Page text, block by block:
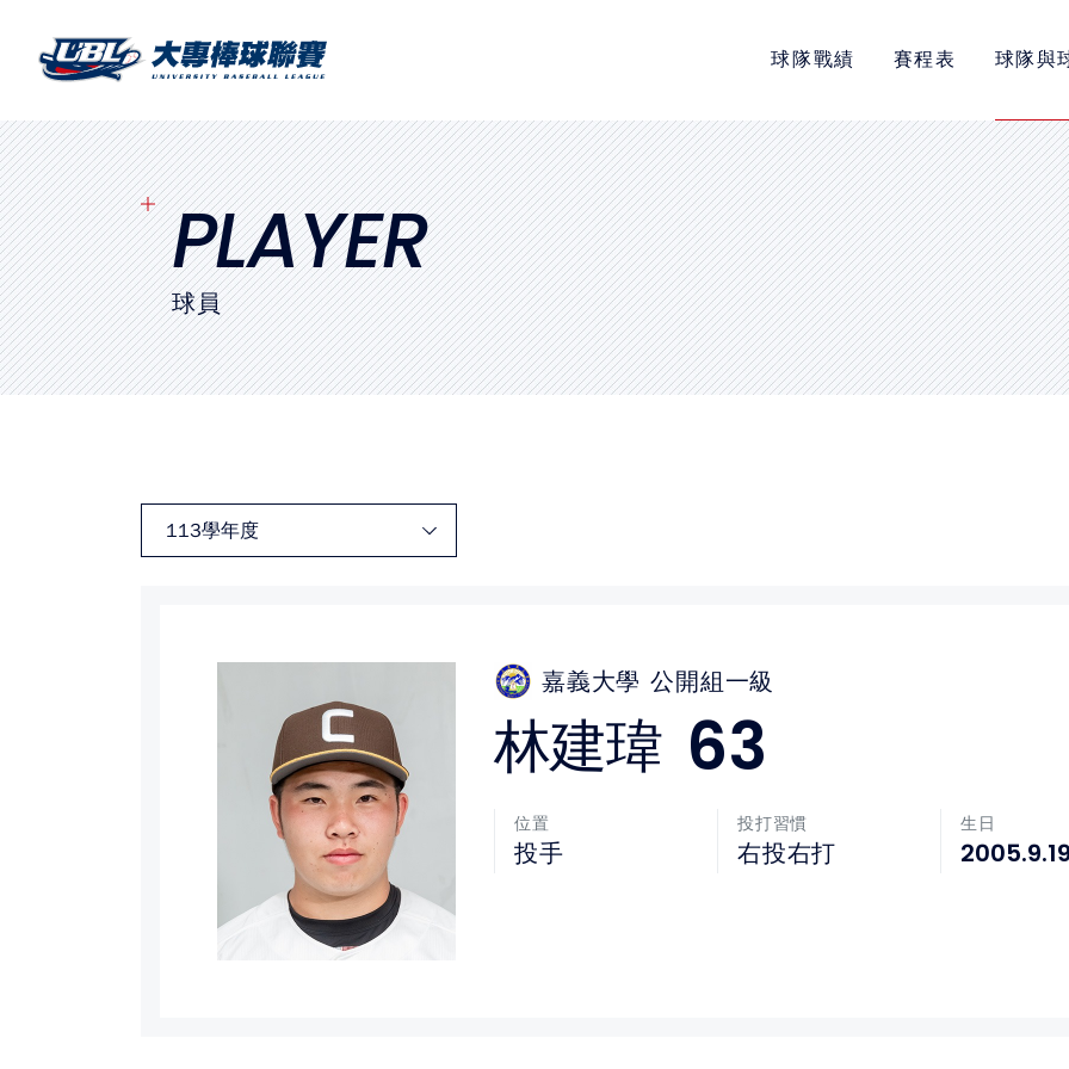
球隊戰績 賽程表 球隊與
SITEMAP
首頁
球隊戰績
賽程表
球隊與球員
裁判
最新消息
隱私權政策
網站使用條款
LINK
教育部體育署
中華民國大專院校體育總會
PLAYER
球員
嘉義大學 公開組一級
林建瑋 63
位置
投手
投打習慣
右投右打
生日